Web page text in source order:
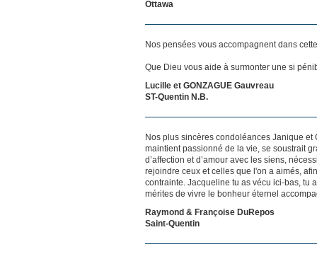
Ottawa
Nos pensées vous accompagnent dans
Que Dieu vous aide à surmonter une si
Lucille et GONZAGUE Gauvreau
ST-Quentin N.B.
Nos plus sincères condoléances Janique
maintient passionné de la vie, se soustrait
d’affection et d’amour avec les siens,
rejoindre ceux et celles que l'on a aimés,
contrainte. Jacqueline tu as vécu ici-bas, tu
mérites de vivre le bonheur éternel
Raymond & Françoise DuRepos
Saint-Quentin